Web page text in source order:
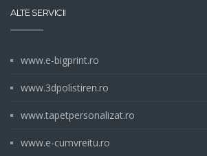
ALTE SERVICII
www.e-bigprint.ro
www.3dpolistiren.ro
www.tapetpersonalizat.ro
www.e-cumvreitu.ro